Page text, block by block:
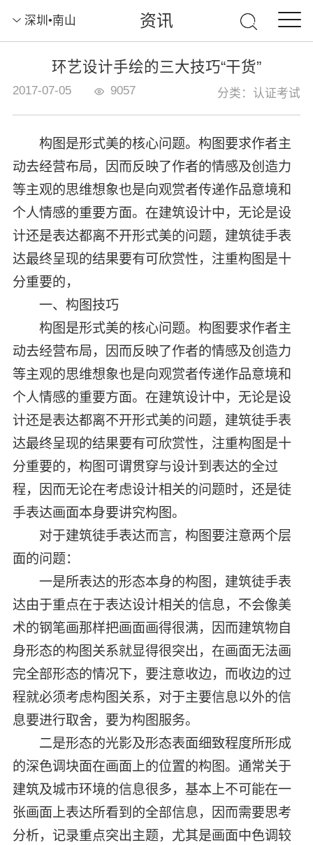
深圳•南山 资讯
环艺设计手绘的三大技巧“干货”
2017-07-05 9057 分类：认证考试
构图是形式美的核心问题。构图要求作者主
动去经营布局，因而反映了作者的情感及创造力
等主观的思维想象也是向观赏者传递作品意境和
个人情感的重要方面。在建筑设计中，无论是设
计还是表达都离不开形式美的问题，建筑徒手表
达最终呈现的结果要有可欣赏性，注重构图是十
分重要的，
一、构图技巧
构图是形式美的核心问题。构图要求作者主
动去经营布局，因而反映了作者的情感及创造力
等主观的思维想象也是向观赏者传递作品意境和
个人情感的重要方面。在建筑设计中，无论是设
计还是表达都离不开形式美的问题，建筑徒手表
达最终呈现的结果要有可欣赏性，注重构图是十
分重要的，构图可谓贯穿与设计到表达的全过
程，因而无论在考虑设计相关的问题时，还是徒
手表达画面本身要讲究构图。
对于建筑徒手表达而言，构图要注意两个层
面的问题：
一是所表达的形态本身的构图，建筑徒手表
达由于重点在于表达设计相关的信息，不会像美
术的钢笔画那样把画面画得很满，因而建筑物自
身形态的构图关系就显得很突出，在画面无法画
完全部形态的情况下，要注意收边，而收边的过
程就必须考虑构图关系，对于主要信息以外的信
息要进行取舍，要为构图服务。
二是形态的光影及形态表面细致程度所形成
的深色调块面在画面上的位置的构图。通常关于
建筑及城市环境的信息很多，基本上不可能在一
张画面上表达所看到的全部信息，因而需要思考
分析，记录重点突出主题，尤其是画面中色调较